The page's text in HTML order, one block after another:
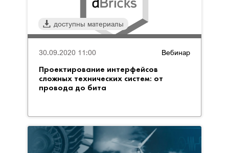
Вебинар
Проектирование интерфейсов
сложных технических систем: от
провода до бита
30.09.2020 11:00
доступны материалы